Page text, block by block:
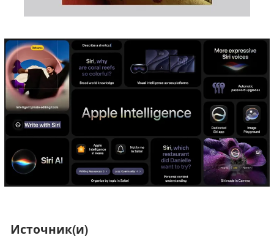
Источник(и)